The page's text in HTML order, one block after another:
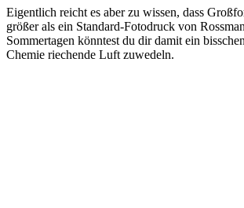
Eigentlich reicht es aber zu wissen, dass
größer als ein Standard-Fotodruck von
Sommertagen könntest du dir damit ein
Chemie riechende Luft zuwedeln.